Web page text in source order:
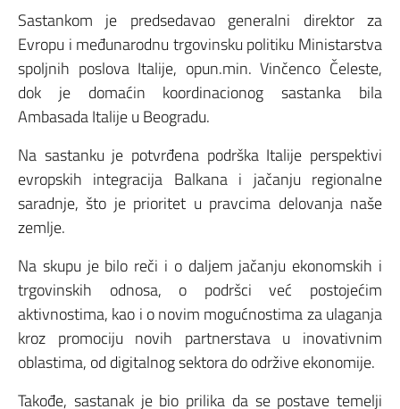
Sastankom je predsedavao generalni direktor za
Evropu i međunarodnu trgovinsku politiku Ministarstva
spoljnih poslova Italije, opun.min. Vinčenco Čeleste,
dok je domaćin koordinacionog sastanka bila
Ambasada Italije u Beogradu.
Na sastanku je potvrđena podrška Italije perspektivi
evropskih integracija Balkana i jačanju regionalne
saradnje, što je prioritet u pravcima delovanja naše
zemlje.
Na skupu je bilo reči i o daljem jačanju ekonomskih i
trgovinskih odnosa, o podršci već postojećim
aktivnostima, kao i o novim mogućnostima za ulaganja
kroz promociju novih partnerstava u inovativnim
oblastima, od digitalnog sektora do održive ekonomije.
Takođe, sastanak je bio prilika da se postave temelji